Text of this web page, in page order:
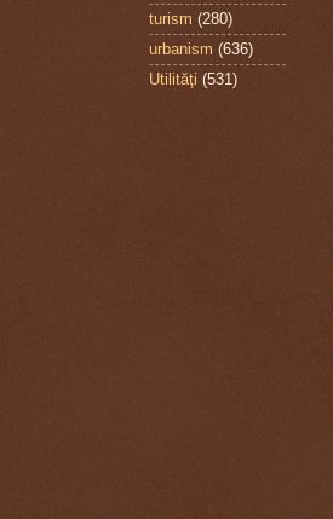
turism (280)
urbanism (636)
Utilităţi (531)